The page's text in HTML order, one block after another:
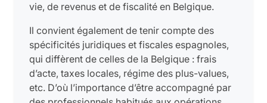
vie, de revenus et de fiscalité en Belgique.
Il convient également de tenir compte des
spécificités juridiques et fiscales espagnoles,
qui diffèrent de celles de la Belgique : frais
d’acte, taxes locales, régime des plus-values,
etc. D’où l’importance d’être accompagné par